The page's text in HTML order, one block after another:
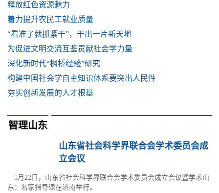
释放红色资源魅力
着力提升农民工就业质量
“看准了就抓紧干”，干出一片新天地
为促进文明交流互鉴贡献社会学力量
深化新时代“枫桥经验”研究
构建中国社会学自主知识体系要突出人民性
夯实创新发展的人才根基
智理山东
山东省社会科学界联合会学术委员会成
立会议
5月22日，山东省社会科学界联合会学术委员会成立会议暨学术山
东：名家指导课在济南举行。